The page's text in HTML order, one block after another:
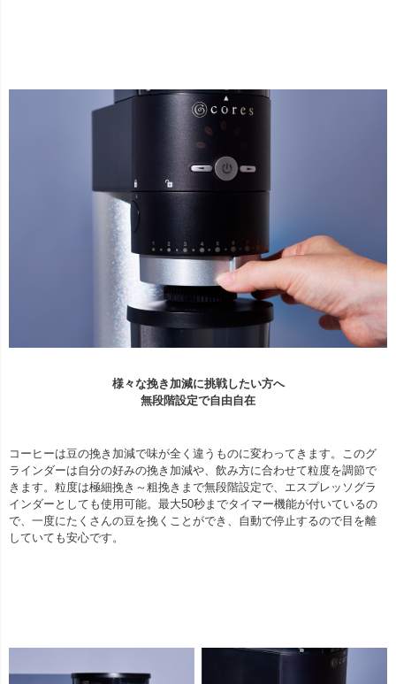
様々な挽き加減に挑戦したい方へ
無段階設定で自由自在
コーヒーは豆の挽き加減で味が全く違うものに変わってきます。このグ
ラインダーは自分の好みの挽き加減や、飲み方に合わせて粒度を調節で
きます。粒度は極細挽き～粗挽きまで無段階設定で、エスプレッソグラ
インダーとしても使用可能。最大50秒までタイマー機能が付いているの
で、一度にたくさんの豆を挽くことができ、自動で停止するので目を離
していても安心です。